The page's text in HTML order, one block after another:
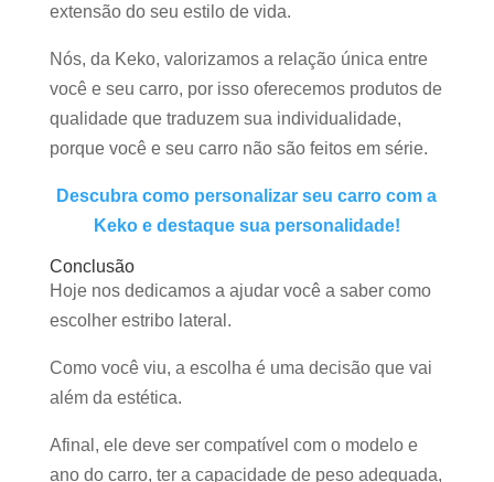
extensão do seu estilo de vida.
Nós, da Keko, valorizamos a relação única entre
você e seu carro, por isso oferecemos produtos de
qualidade que traduzem sua individualidade,
porque você e seu carro não são feitos em série.
Descubra como personalizar seu carro com a
Keko e destaque sua personalidade!
Conclusão
Hoje nos dedicamos a ajudar você a saber como
escolher estribo lateral.
Como você viu, a escolha é uma decisão que vai
além da estética.
Afinal, ele deve ser compatível com o modelo e
ano do carro, ter a capacidade de peso adequada,